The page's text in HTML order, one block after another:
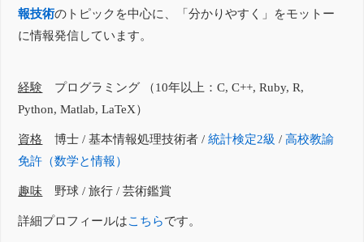
報技術のトピックを中心に、「分かりやすく」をモットー
に情報発信しています。
経験 プログラミング （10年以上：C, C++, Ruby, R,
Python, Matlab, LaTeX）
資格 博士 / 基本情報処理技術者 /統計検定2級 /高校教諭
免許（数学と情報）
趣味 野球 / 旅行 / 芸術鑑賞
詳細プロフィールはこちらです。